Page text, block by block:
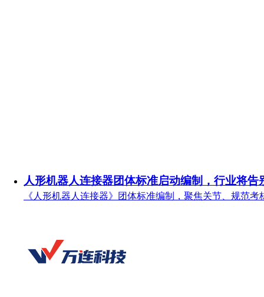
人形机器人连接器团体标准启动编制，行业将告
《人形机器人连接器》团体标准编制，聚焦关节、规范